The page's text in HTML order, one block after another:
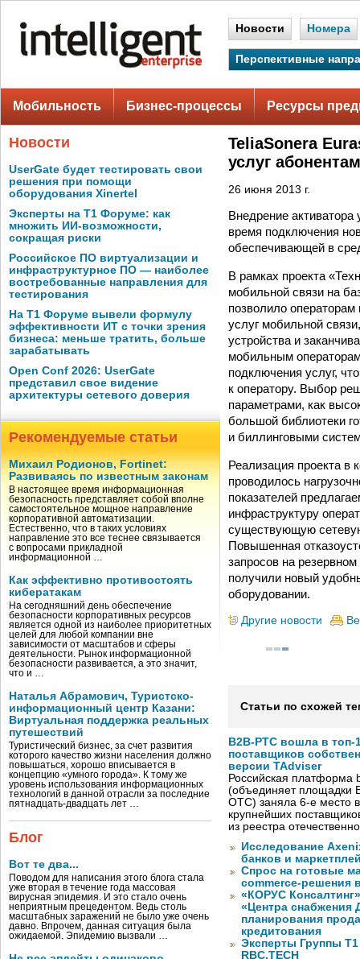
Новости Номера
Перспективные
Мобильность Бизнес-процессы Ресурсы
Новости
UserGate будет тестировать свои
решения при помощи
оборудования Xinertel
Эксперты на Т1 Форуме: как
множить ИИ-возможности,
сокращая риски
Российское ПО виртуализации и
инфраструктурное ПО — наиболее
востребованные направления для
тестирования
На Т1 Форуме вывели формулу
эффективности ИТ с точки зрения
бизнеса: меньше тратить, больше
зарабатывать
Open Conf 2026: UserGate
представил свое видение
архитектуры сетевого доверия
Рекомендуемые статьи
Михаил Родионов, Fortinet:
Развиваясь по известным законам
В настоящее время информационная
безопасность представляет собой вполне
самостоятельное мощное направление
корпоративной автоматизации.
Естественно, что в таких условиях
направление это все теснее связывается
с вопросами прикладной
информационной …
Как эффективно противостоять
кибератакам
На сегодняшний день обеспечение
безопасности корпоративных ресурсов
является одной из наиболее приоритетных
целей для любой компании вне
зависимости от масштабов и сферы
деятельности. Рынок информационной
безопасности развивается, а это значит,
что и …
Наталья Абрамович, Туристско-
информационный центр Казани:
Виртуальная поддержка реальных
путешествий
Туристический бизнес, за счет развития
которого качество жизни населения должно
повышаться, хорошо вписывается в
концепцию «умного города». К тому же
уровень использования информационных
технологий в данной отрасли за последние
пятнадцать-двадцать лет …
Блог
Вот те два...
Поводом для написания этого блога стала
уже вторая в течение года массовая
вирусная эпидемия. И это стало очень
неприятным прецедентом. Ведь столь
масштабных заражений не было уже очень
давно. Впрочем, данная ситуация была
ожидаемой. Эпидемию вызвали …
TeliaSonera
услуг абонентам
26 июня 2013 г.
Внедрение активатора
время подключения
обеспечивающей в
В рамках проекта
мобильной связи на
позволило
услуг мобильной
устройства и
мобильным
подключения услуг,
к оператору. Выбор
параметрами, как
большой библиотеки
и биллинговыми
Реализация проекта в
проводилось
показателей
инфраструктуру
существующую
Повышенная
запросов на
получили новый
оборудовании.
Другие новости
Статьи по схожей
B2B-РТС вошла в топ-
поставщиков
версии TAdviser
Российская платформа
(объединяет площадки
OTC) заняла 6-е место
крупнейших
из реестра
Исследование
банков и
Спрос на готовые
commerce-решения
«КОРУС
«Центра снабжения
планирования
кредитования
Эксперты Группы
RBC.TECH